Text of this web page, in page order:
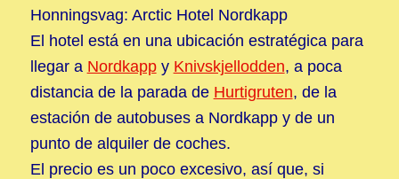
Honningsvag: Arctic Hotel Nordkapp
El hotel está en una ubicación estratégica para
llegar a Nordkappy Knivskjellodden, a poca
distancia de la parada de Hurtigruten, de la
estación de autobuses a Nordkapp y de un
punto de alquiler de coches.
El precio es un poco excesivo, así que, si